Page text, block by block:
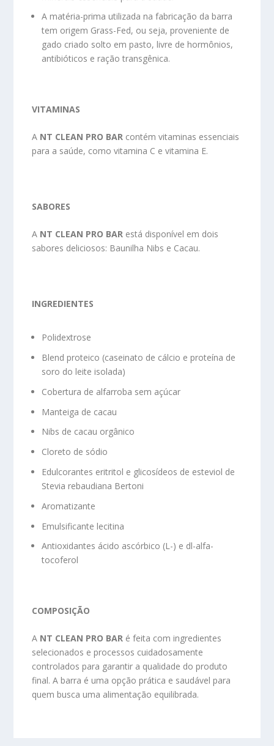
A matéria-prima utilizada na fabricação da barra
tem origem Grass-Fed, ou seja, proveniente de
gado criado solto em pasto, livre de hormônios,
antibióticos e ração transgênica.
VITAMINAS
A NT CLEAN PRO BAR contém vitaminas essenciais
para a saúde, como vitamina C e vitamina E.
SABORES
A NT CLEAN PRO BAR está disponível em dois
sabores deliciosos: Baunilha Nibs e Cacau.
INGREDIENTES
Polidextrose
Blend proteico (caseinato de cálcio e proteína de
soro do leite isolada)
Cobertura de alfarroba sem açúcar
Manteiga de cacau
Nibs de cacau orgânico
Cloreto de sódio
Edulcorantes eritritol e glicosídeos de esteviol de
Stevia rebaudiana Bertoni
Aromatizante
Emulsificante lecitina
Antioxidantes ácido ascórbico (L-) e dl-alfa-
tocoferol
COMPOSIÇÃO
A NT CLEAN PRO BAR é feita com ingredientes
selecionados e processos cuidadosamente
controlados para garantir a qualidade do produto
final. A barra é uma opção prática e saudável para
quem busca uma alimentação equilibrada.